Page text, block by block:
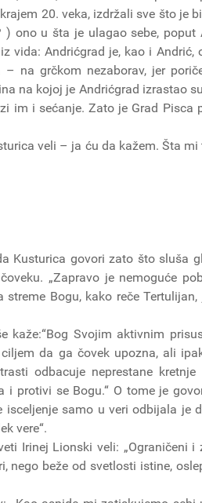
20. veka, izdržali sve što je
ono u šta je ulagao sebe, poput
vida: Andrićgrad je, kao i Andrić,
na grčkom nezaborav, jer
na kojoj je Andrićgrad izrastao
im i sećanje. Zato je Grad Pisca
veli – ja ću da kažem. Šta
Kusturica govori zato što sluša
„Zapravo je nemoguće
Bogu, kako reče Tertulijan,
kaže:“Bog Svojim aktivnim
da ga čovek upozna, ali
odbacuje neprestane
i protivi se Bogu.“ O tome je
samo u veri odbijala je
vere“.
Irinej Lionski veli: „Ograničeni
nego beže od svetlosti istine,